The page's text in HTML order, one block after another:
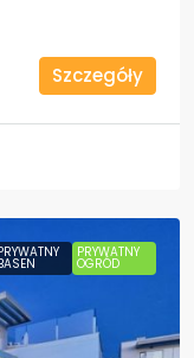
Szczegóły
PRYWATNY
OGRÓD